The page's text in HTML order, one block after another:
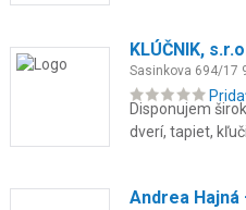
zariadenia so
KLÚČNIK,
Sasinkova 694/17
Disponujem
dverí, tapiet,
Andrea Hajná